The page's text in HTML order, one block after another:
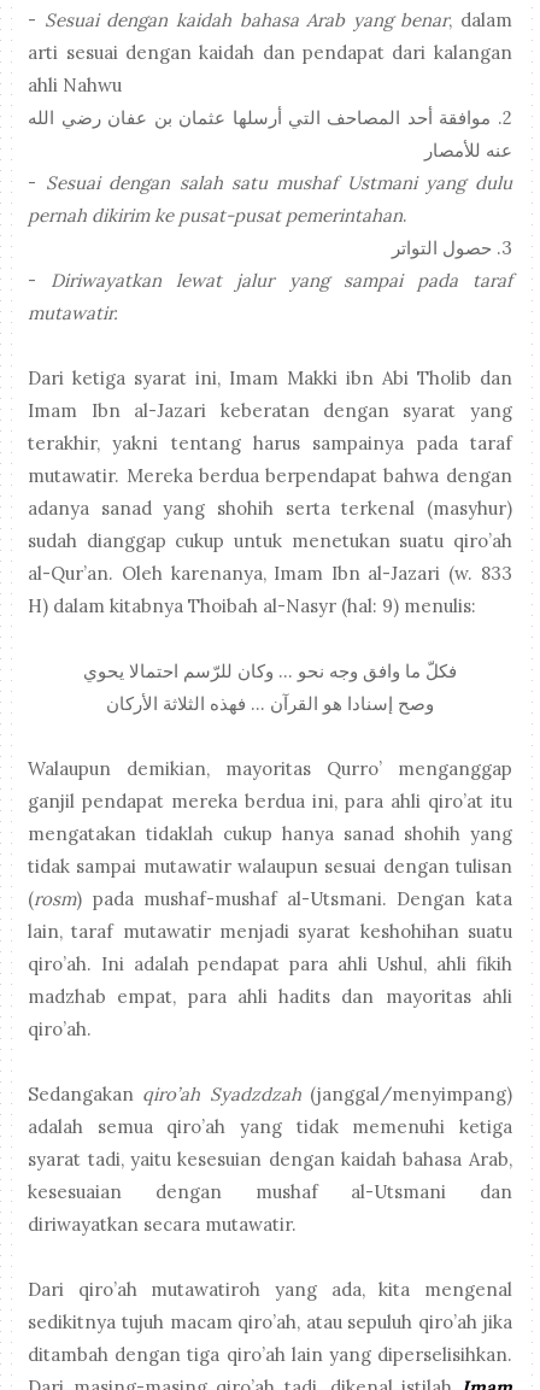
- Sesuai dengan kaidah bahasa Arab yang benar, dalam
arti sesuai dengan kaidah dan pendapat dari kalangan
ahli Nahwu
2. موافقة أحد المصاحف التي أرسلها عثمان بن عفان رضي الله
عنه للأمصار
- Sesuai dengan salah satu mushaf Ustmani yang dulu
pernah dikirim ke pusat-pusat pemerintahan.
3. حصول التواتر
-
Diriwayatkan lewat jalur yang sampai pada taraf
mutawatir.
Dari ketiga syarat ini, Imam Makki ibn Abi Tholib dan
Imam Ibn al-Jazari keberatan dengan syarat yang
terakhir, yakni tentang harus sampainya pada taraf
mutawatir. Mereka berdua berpendapat bahwa dengan
adanya sanad yang shohih serta terkenal (masyhur)
sudah dianggap cukup untuk menetukan suatu qiro’ah
al-Qur’an. Oleh karenanya, Imam Ibn al-Jazari (w. 833
H) dalam kitabnya Thoibah al-Nasyr (hal: 9) menulis:
فكلّ ما وافق وجه نحو ... وكان للرّسم احتمالا يحوي
وصح إسنادا هو القرآن ... فهذه الثلاثة الأركان
Walaupun demikian, mayoritas Qurro’ menganggap
ganjil pendapat mereka berdua ini, para ahli qiro’at itu
mengatakan tidaklah cukup hanya sanad shohih yang
tidak sampai mutawatir walaupun sesuai dengan tulisan
(rosm) pada mushaf-mushaf al-Utsmani. Dengan kata
lain, taraf mutawatir menjadi syarat keshohihan suatu
qiro’ah. Ini adalah pendapat para ahli Ushul, ahli fikih
madzhab empat, para ahli hadits dan mayoritas ahli
qiro’ah.
Sedangakan qiro’ah Syadzdzah(janggal/menyimpang)
adalah semua qiro’ah yang tidak memenuhi ketiga
syarat tadi, yaitu kesesuian dengan kaidah bahasa Arab,
kesesuaian dengan mushaf al-Utsmani dan
diriwayatkan secara mutawatir.
Dari qiro’ah mutawatiroh yang ada, kita mengenal
sedikitnya tujuh macam qiro’ah, atau sepuluh qiro’ah jika
ditambah dengan tiga qiro’ah lain yang diperselisihkan.